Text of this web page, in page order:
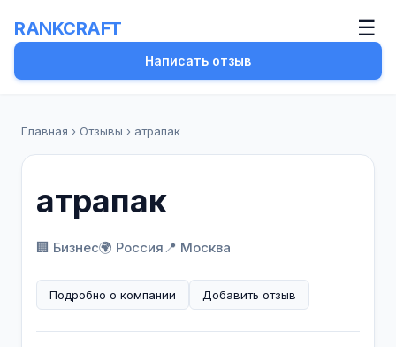
RANKCRAFT ☰
Написать отзыв
Главная › Отзывы › атрапак
атрапак
🏢 Бизнес🌍 Россия📍 Москва
Подробно о компании Добавить отзыв